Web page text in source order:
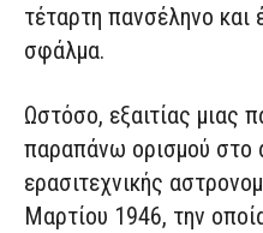
τέταρτη πανσέληνο και
σφάλμα.
Ωστόσο, εξαιτίας μιας
παραπάνω ορισμού στο
ερασιτεχνικής
Μαρτίου 1946, την